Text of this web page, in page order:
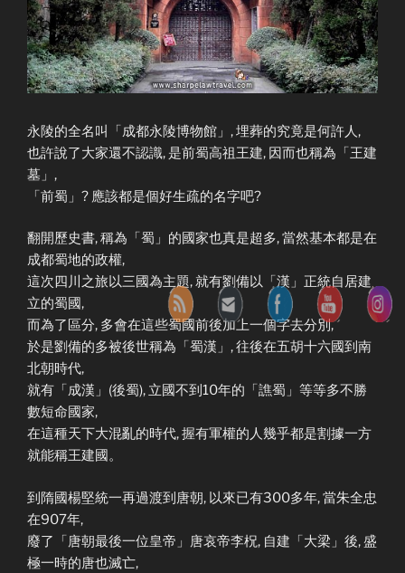
永陵的全名叫「成都永陵博物館」, 埋葬的究竟是何許人,
也許說了大家還不認識, 是前蜀高祖王建, 因而也稱為「王建
墓」,
「前蜀」? 應該都是個好生疏的名字吧?
翻開歷史書, 稱為「蜀」的國家也真是超多, 當然基本都是在
成都蜀地的政權,
這次四川之旅以三國為主題, 就有劉備以「漢」正統自居建
立的蜀國,
而為了區分, 多會在這些蜀國前後加上一個字去分別,
於是劉備的多被後世稱為「蜀漢」, 往後在五胡十六國到南
北朝時代,
就有「成漢」(後蜀), 立國不到10年的「譙蜀」等等多不勝
數短命國家,
在這種天下大混亂的時代, 握有軍權的人幾乎都是割據一方
就能稱王建國。
到隋國楊堅統一再過渡到唐朝, 以來已有300多年, 當朱全忠
在907年,
廢了「唐朝最後一位皇帝」唐哀帝李柷, 自建「大梁」後, 盛
極一時的唐也滅亡,